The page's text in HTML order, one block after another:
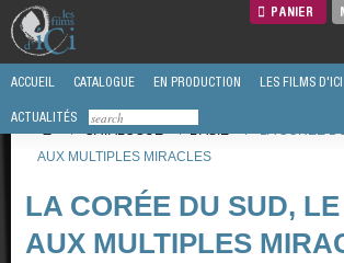
PANIER
ACCUEIL CATALOGUE EN PRODUCTION LES FILMS D'ICI
ACTUALITÉS
/
CATALOGUE / L'ASIE /
LA CORÉE
AUX MULTIPLES MIRACLES
LA CORÉE DU SUD, LE
AUX MULTIPLES